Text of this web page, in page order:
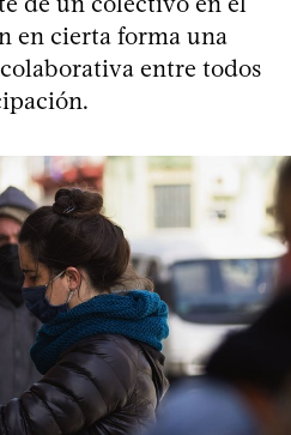
en cierta forma una
entre todos